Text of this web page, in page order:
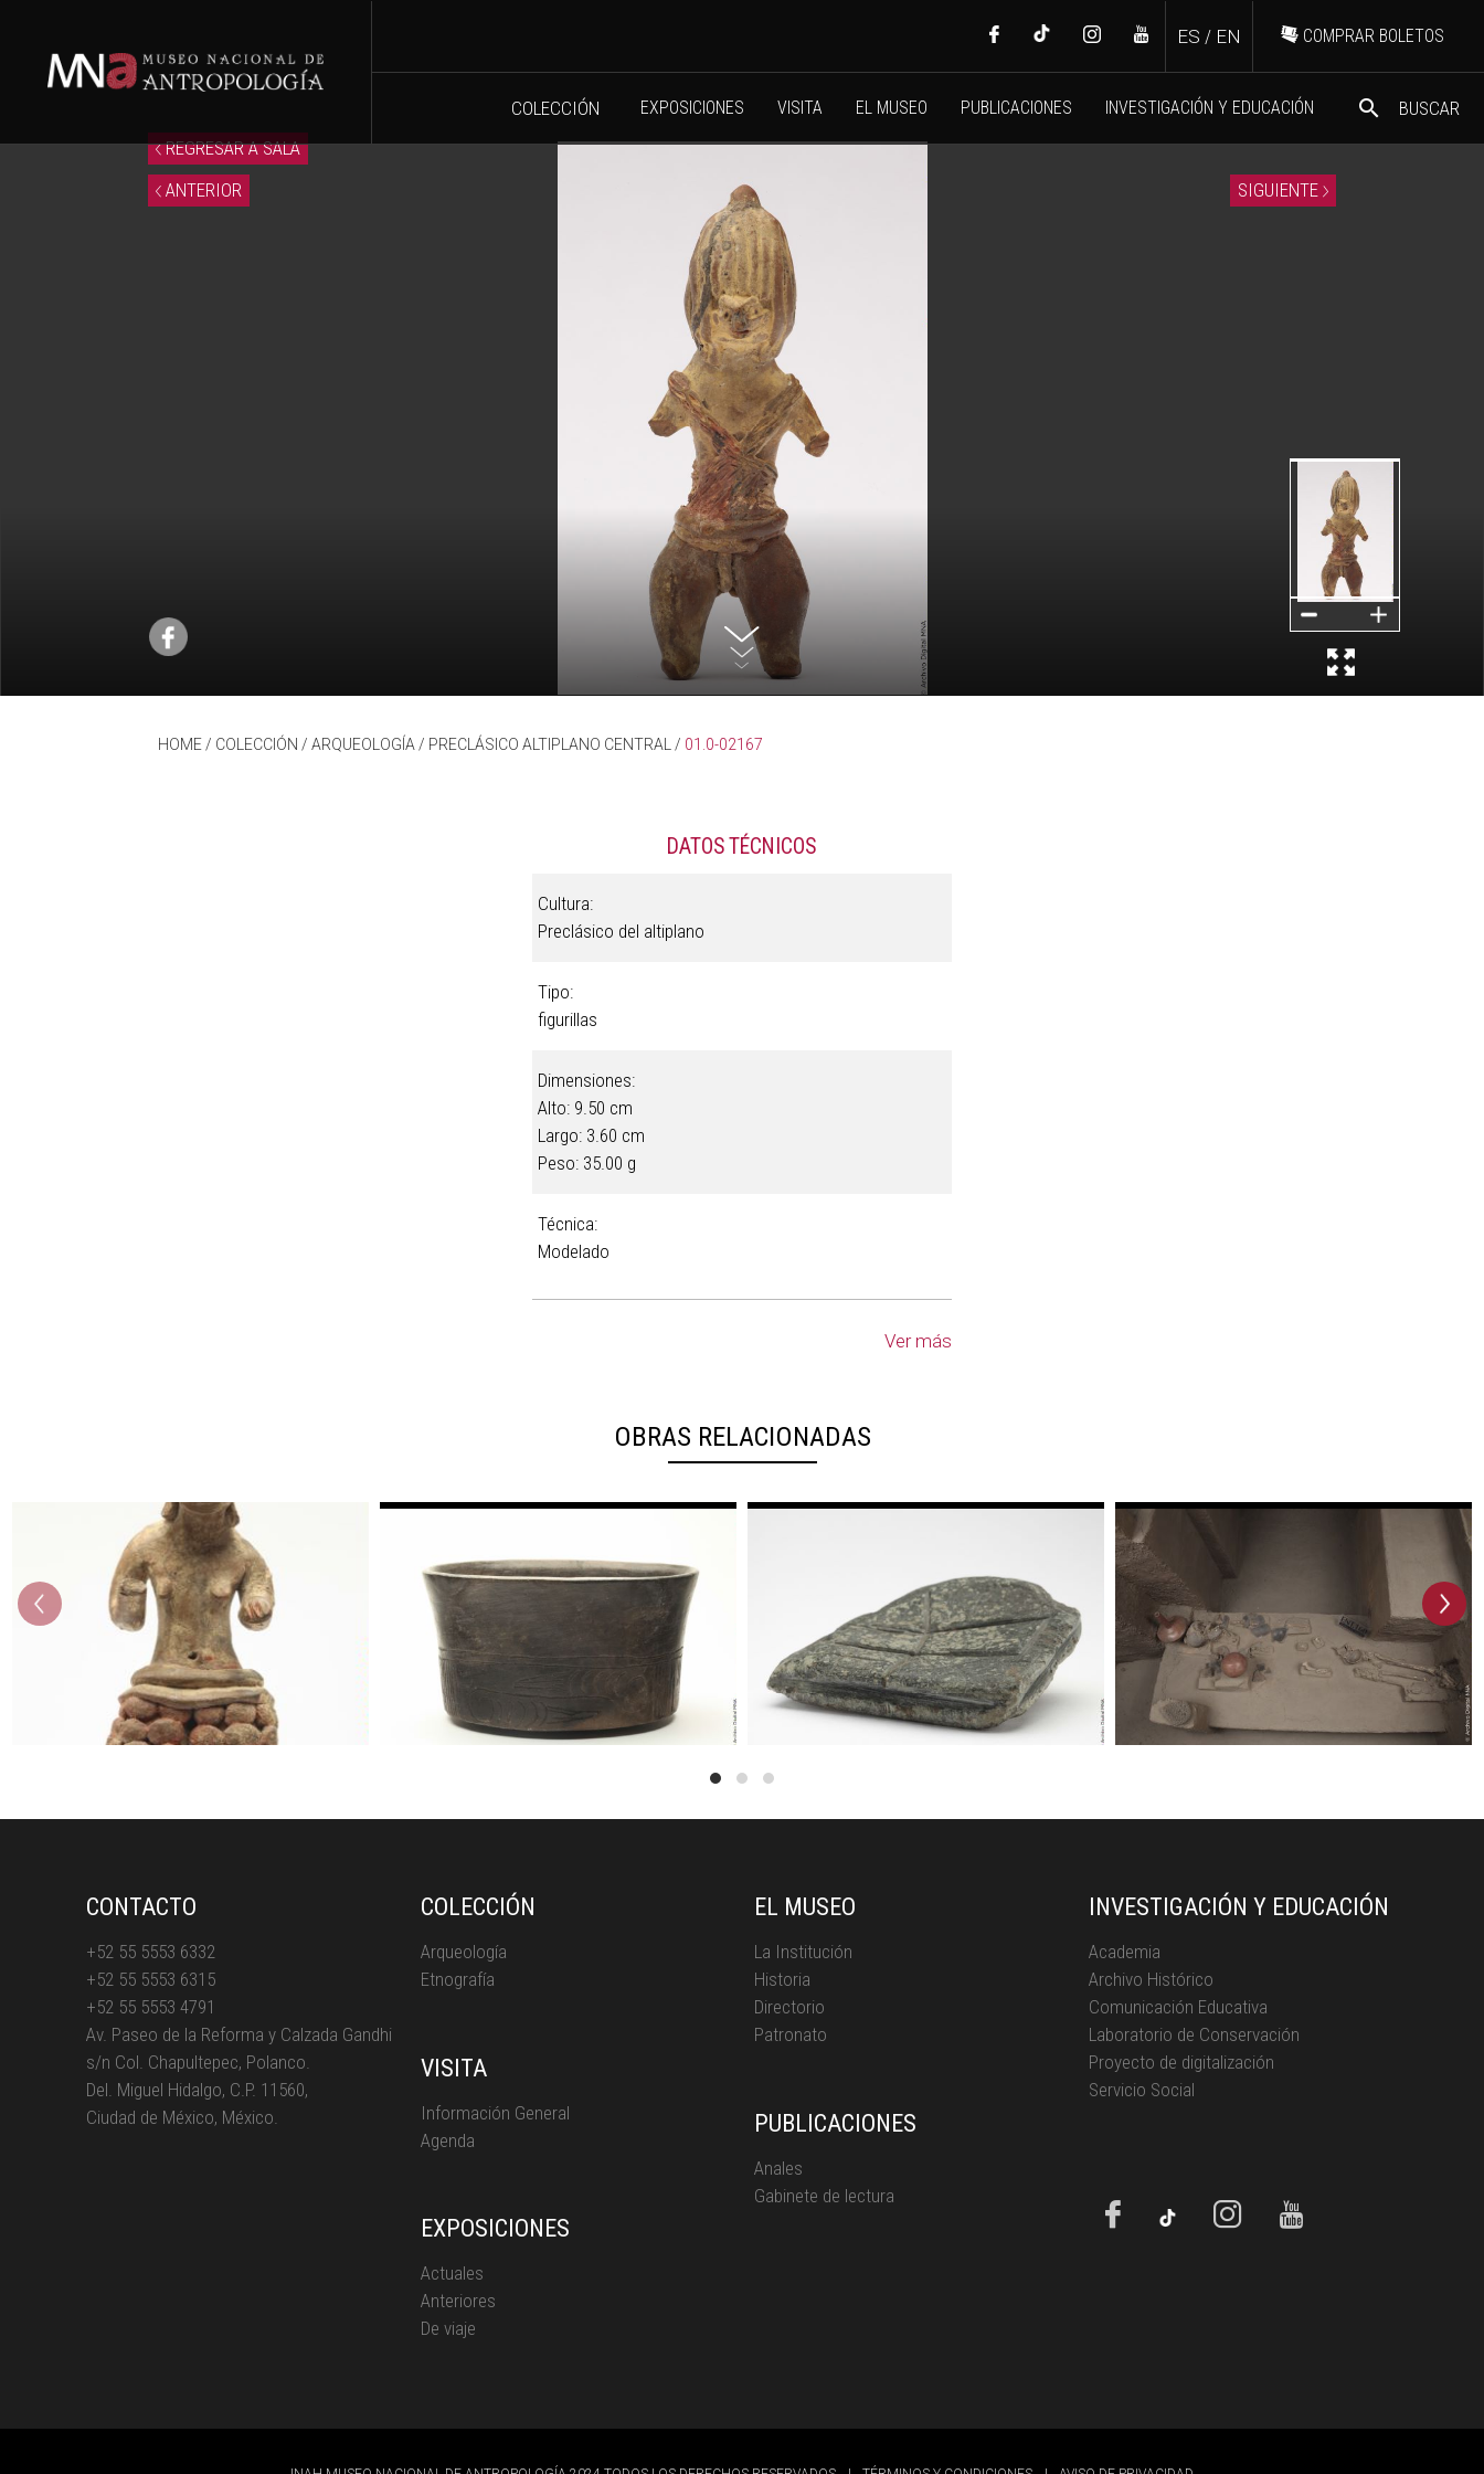
ES / EN COMPRAR BOLETOS
COLECCIÓN EXPOSICIONES VISITA EL MUSEO PUBLICACIONES INVESTIGACIÓN Y EDUCACIÓN search
BUSCAR
REGRESAR A SALA
ANTERIOR
SIGUIENTE
HOME / COLECCIÓN /ARQUEOLOGÍA / PRECLÁSICO ALTIPLANO CENTRAL / 01.0-02167
DATOS TÉCNICOS
Cultura:
Preclásico del altiplano
Tipo:
figurillas
Dimensiones:
Alto: 9.50 cm
Largo: 3.60 cm
Peso: 35.00 g
Técnica:
Modelado
Ver más
OBRAS RELACIONADAS
prev next
CONTACTO
+52 55 5553 6332
+52 55 5553 6315
+52 55 5553 4791
Av. Paseo de la Reforma y Calzada Gandhi
s/n Col. Chapultepec, Polanco.
Del. Miguel Hidalgo, C.P. 11560,
Ciudad de México, México.
COLECCIÓN
Arqueología
Etnografía
VISITA
Información General
Agenda
EXPOSICIONES
Actuales
Anteriores
De viaje
EL MUSEO
La Institución
Historia
Directorio
Patronato
PUBLICACIONES
Anales
Gabinete de lectura
INVESTIGACIÓN Y EDUCACIÓN
Academia
Archivo Histórico
Comunicación Educativa
Laboratorio de Conservación
Proyecto de digitalización
Servicio Social